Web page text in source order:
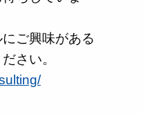
ご興味がある
さい。